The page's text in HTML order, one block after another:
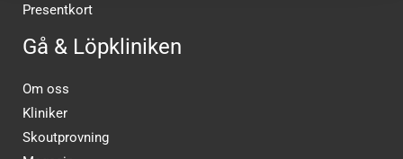
Presentkort
Gå & Löpkliniken
Om oss
Kliniker
Skoutprovning